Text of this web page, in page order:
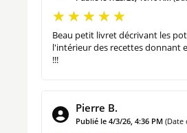
LES RECETTES SUCRÉES
Kougelhopf
Tarte aux pommes (quetsches /
Tarte au fromage blanc
Beau petit livret décrivant les
l'intérieur des recettes donnant
!!!
Pierre B.
Publié le 4/3/26, 4:36 PM (Date